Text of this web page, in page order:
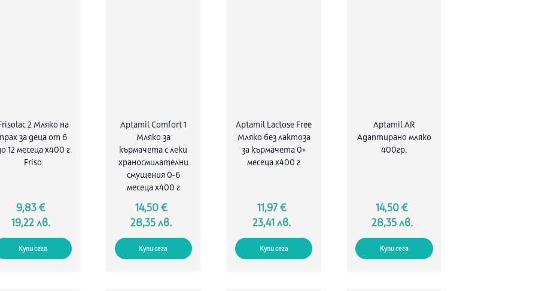
2 Мляко на
прах за деца от 6
12 месеца x400 г
Friso
9,83 €
19,22 лв.
Купи сега
Aptamil Comfort 1
Мляко за
кърмачета с леки
храносмилателни
смущения 0-6
месеца х400 г
14,50 €
28,35 лв.
Купи сега
Aptamil Lactose Free
Mляко без лактоза
за кърмачета 0+
месеца x400 г
11,97 €
23,41 лв.
Купи сега
Aptamil AR
Адаптирано мляко
400гр.
14,50 €
28,35 лв.
Купи сега